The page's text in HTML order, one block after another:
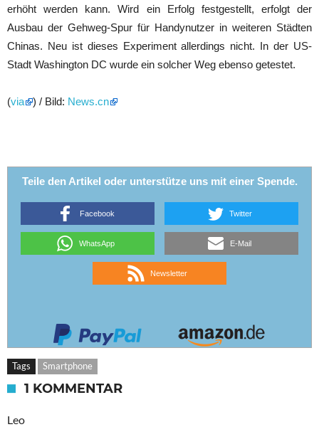
erhöht werden kann. Wird ein Erfolg festgestellt, erfolgt der
Ausbau der Gehweg-Spur für Handynutzer in weiteren Städten
Chinas. Neu ist dieses Experiment allerdings nicht. In der US-
Stadt Washington DC wurde ein solcher Weg ebenso getestet.
(via ) / Bild: News.cn
Teile den Artikel oder unterstütze uns mit einer Spende.
Facebook Twitter
WhatsApp E-Mail
Newsletter
Tags Smartphone
1 KOMMENTAR
Leo